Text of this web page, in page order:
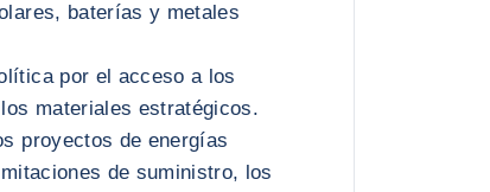
baterías y metales
por el acceso a los
materiales estratégicos.
proyectos de energías
de suministro, los